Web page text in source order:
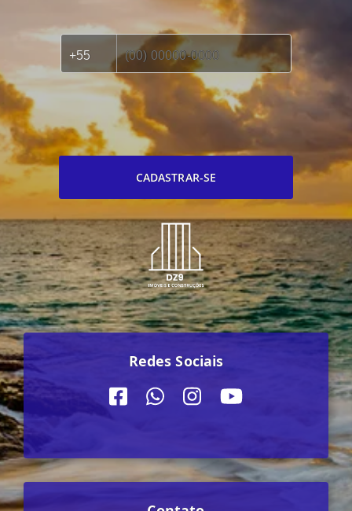
CADASTRAR-SE
Redes Sociais